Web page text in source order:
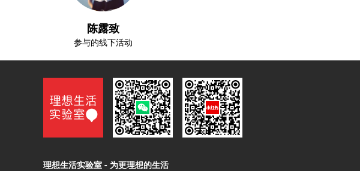
陈露致
参与的线下活动
理想生活实验室 - 为更理想的生活